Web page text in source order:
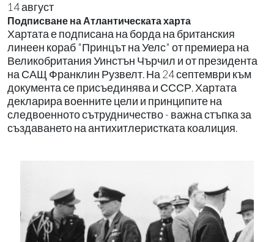
14 август
Подписване на Атлантическата харта
Хартата е подписана на борда на британския
линеен кораб "Принцът на Уелс" от премиера на
Великобритания Уинстън Чърчил и от президента
на САЩ Франклин Рузвелт. На 24 септември към
документа се присъединява и СССР. Хартата
декларира военните цели и принципите на
следвоенното сътрудничество - важна стъпка за
създаването на антихитлеристката коалиция.